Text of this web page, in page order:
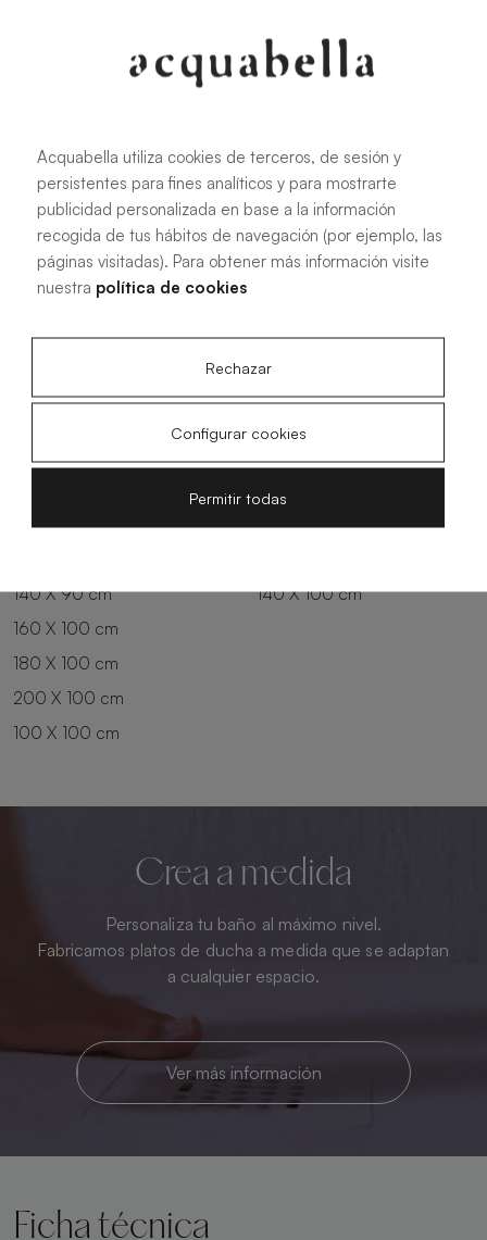
Todas las medidas
100 X 70 cm
100 X 90 cm
140 X 90 cm
180 X 90 cm
200 X 90 cm
140 X 100 cm
160 X 100 cm
180 X 100 cm
200 X 100 cm
100 X 100 cm
Crea a medida
Personaliza tu baño al máximo nivel.
Fabricamos platos de ducha a medida que se adaptan
a cualquier espacio.
Ver más información
Ficha técnica
Acquabella utiliza cookies de terceros, de sesión y
persistentes para fines analíticos y para mostrarte
publicidad personalizada en base a la información
recogida de tus hábitos de navegación (por ejemplo, las
páginas visitadas). Para obtener más información visite
nuestra política de cookies
Rechazar
Configurar cookies
Permitir todas